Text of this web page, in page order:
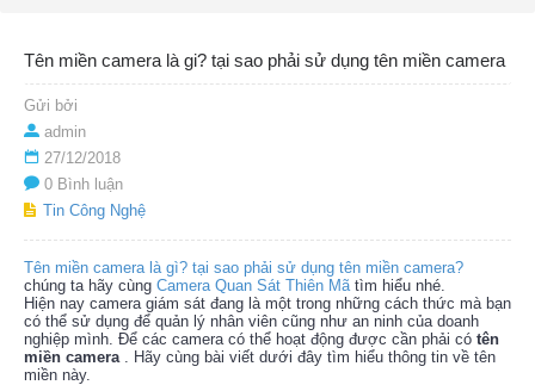
Tên miền camera là gi? tại sao phải sử dụng tên miền camera
Gửi bởi
admin
27/12/2018
0 Bình luận
Tin Công Nghệ
Tên miền camera là gì? tại sao phải sử dụng tên miền camera?
chúng ta hãy cùng Camera Quan Sát Thiên Mãtìm hiểu nhé.
Hiện nay camera giám sát đang là một trong những cách thức mà bạn
có thể sử dụng để quản lý nhân viên cũng như an ninh của doanh
nghiệp mình. Để các camera có thể hoạt động được cần phải có tên
miền camera . Hãy cùng bài viết dưới đây tìm hiểu thông tin về tên
miền này.